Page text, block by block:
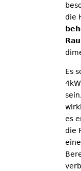
die
Es
es
die